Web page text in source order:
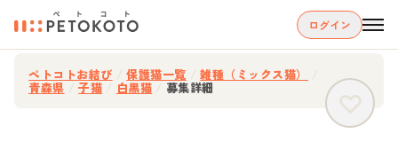
ログイン
ペトコトお結び 保護猫一覧 雑種（ミックス猫）
青森県 子猫 白黒猫 募集詳細